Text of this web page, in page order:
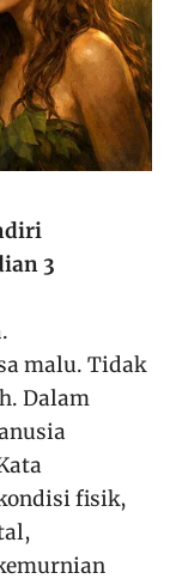
3
malu. Tidak
Dalam
fisik,